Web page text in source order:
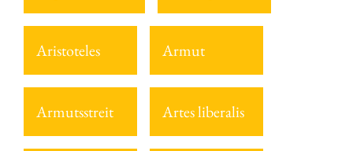
Aristoteles Armut
Armutsstreit Artes liberalis